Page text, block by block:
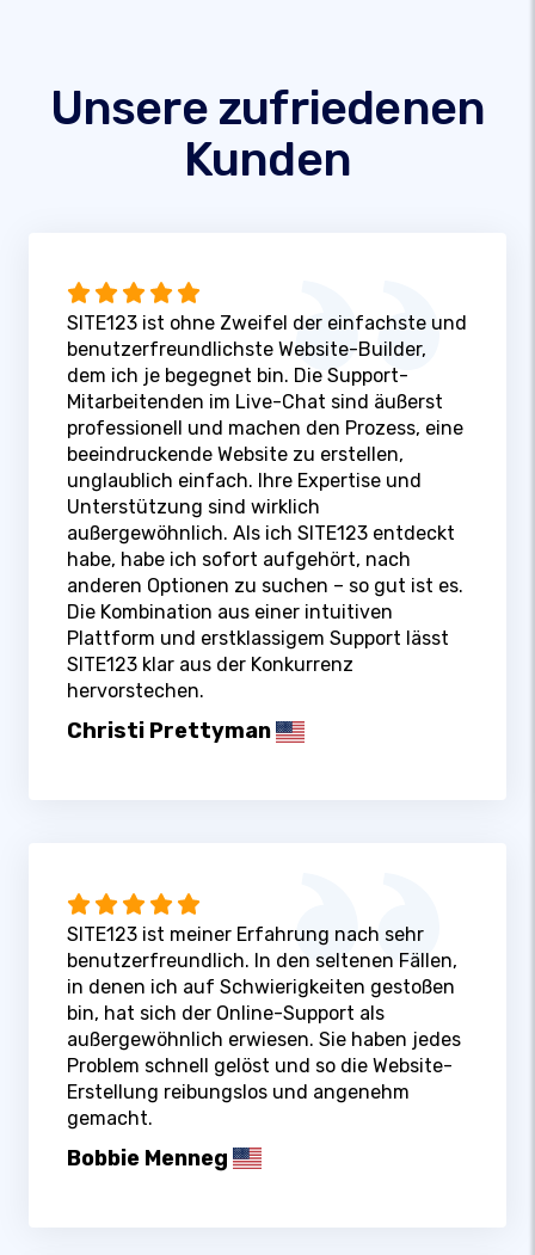
Unsere zufriedenen
Kunden
SITE123 ist ohne Zweifel der einfachste und
benutzerfreundlichste Website-Builder,
dem ich je begegnet bin. Die Support-
Mitarbeitenden im Live-Chat sind äußerst
professionell und machen den Prozess, eine
beeindruckende Website zu erstellen,
unglaublich einfach. Ihre Expertise und
Unterstützung sind wirklich
außergewöhnlich. Als ich SITE123 entdeckt
habe, habe ich sofort aufgehört, nach
anderen Optionen zu suchen – so gut ist es.
Die Kombination aus einer intuitiven
Plattform und erstklassigem Support lässt
SITE123 klar aus der Konkurrenz
hervorstechen.
Christi Prettyman
SITE123 ist meiner Erfahrung nach sehr
benutzerfreundlich. In den seltenen Fällen,
in denen ich auf Schwierigkeiten gestoßen
bin, hat sich der Online-Support als
außergewöhnlich erwiesen. Sie haben jedes
Problem schnell gelöst und so die Website-
Erstellung reibungslos und angenehm
gemacht.
Bobbie Menneg